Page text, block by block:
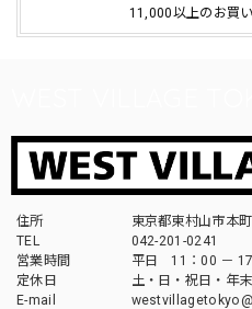
11,000以上のお買
住所
東京都東村山市本
TEL
042-201-0241
営業時間
平日 11：00 －
定休日
土・日・祝日・年
E-mail